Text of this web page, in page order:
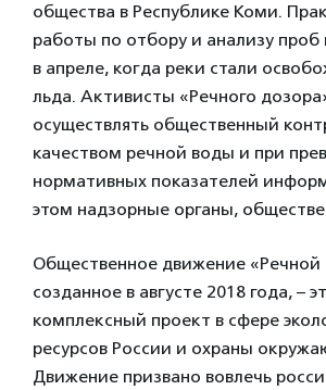
общества в Республике Коми.
работы по отбору и анализу проб
в апреле, когда реки стали
льда. Активисты «Речного
осуществлять общественный
качеством речной воды и при
нормативных показателей
этом надзорные органы,
Общественное движение «Речной
созданное в августе 2018 года, –
комплексный проект в сфере
ресурсов России и охраны
Движение призвано вовлечь